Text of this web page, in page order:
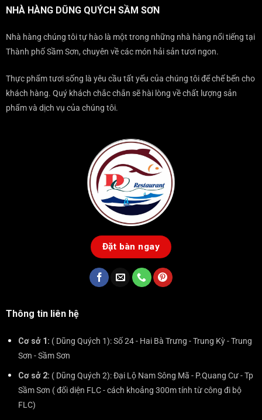
NHÀ HÀNG DŨNG QUÝCH SẦM SƠN
Nhà hàng chúng tôi tự hào là một trong những nhà hàng nổi tiếng tại
Thành phố Sầm Sơn, chuyên về các món hải sản tươi ngon.
Thực phẩm tươi sống là yêu cầu tất yếu của chúng tôi để chế bến cho
khách hàng. Quý khách chắc chắn sẽ hài lòng về chất lượng sản
phẩm và dịch vụ của chúng tôi.
Đặt bàn ngay
Thông tin liên hệ
Cơ sở 1: ( Dũng Quých 1): Số 24 - Hai Bà Trưng - Trung Kỳ - Trung
Sơn - Sầm Sơn
Cơ sở 2: ( Dũng Quých 2): Đại Lộ Nam Sông Mã - P.Quang Cư - Tp
Sầm Sơn ( đối diện FLC - cách khoảng 300m tính từ công đi bộ
FLC)